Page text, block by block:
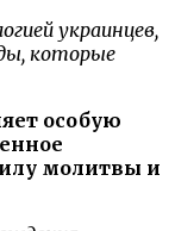
украинцев,
которые
особую
молитвы и